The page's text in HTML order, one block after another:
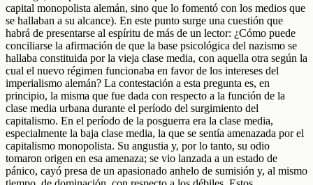
capital monopolista alemán, sino que lo fomentó con los medios que
se hallaban a su alcance). En este punto surge una cuestión que
habrá de presentarse al espíritu de más de un lector: ¿Cómo puede
conciliarse la afirmación de que la base psicológica del nazismo se
hallaba constituida por la vieja clase media, con aquella otra según la
cual el nuevo régimen funcionaba en favor de los intereses del
imperialismo alemán? La contestación a esta pregunta es, en
principio, la misma que fue dada con respecto a la función de la
clase media urbana durante el período del surgimiento del
capitalismo. En el período de la posguerra era la clase media,
especialmente la baja clase media, la que se sentía amenazada por el
capitalismo monopolista. Su angustia y, por lo tanto, su odio
tomaron origen en esa amenaza; se vio lanzada a un estado de
pánico, cayó presa de un apasionado anhelo de sumisión y, al mismo